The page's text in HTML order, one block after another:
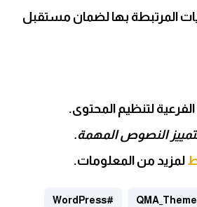
المرتبطة بها لضمان مستقبل
لتنظيم المحتوى.
النصوص المهمة.
لمزيد من المعلومات.
#WordPress